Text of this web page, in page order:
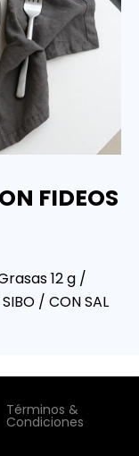
FIDEOS
12 g /
/ CON SAL
Términos &
Condiciones